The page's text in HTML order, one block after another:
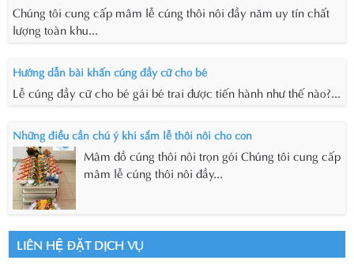
Chúng tôi cung cấp mâm lễ cúng thôi nôi đầy năm uy tín chất
lượng toàn khu...
Hướng dẫn bài khấn cúng đầy cữ cho bé
Lễ cúng đầy cữ cho bé gái bé trai được tiến hành như thế nào?...
Những điều cần chú ý khi sắm lễ thôi nôi cho con
Mâm đồ cúng thôi nôi trọn gói Chúng tôi cung cấp
mâm lễ cúng thôi nôi đầy...
LIÊN HỆ ĐẶT DỊCH VỤ